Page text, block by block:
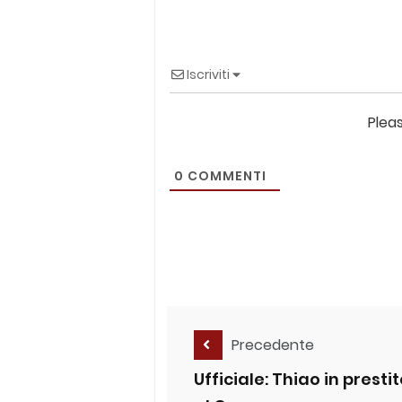
Iscriviti
0 COMMENTI
Precedente
Ufficiale: Thiao in